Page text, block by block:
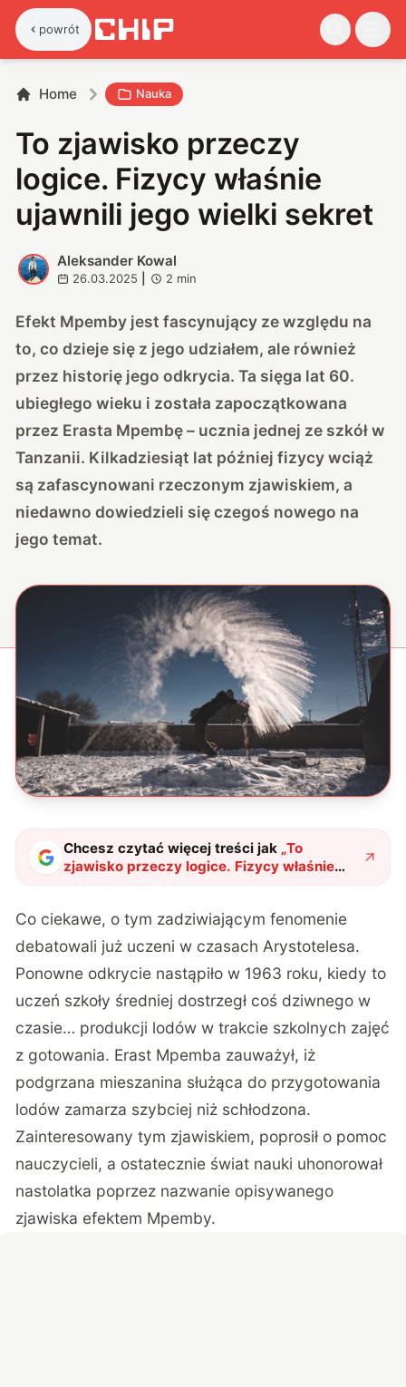
powrót
Home Nauka
To zjawisko przeczy
logice. Fizycy właśnie
ujawnili jego wielki sekret
A
Aleksander Kowal
26.03.2025 2 min
Efekt Mpemby jest fascynujący ze względu na
to, co dzieje się z jego udziałem, ale również
przez historię jego odkrycia. Ta sięga lat 60.
ubiegłego wieku i została zapoczątkowana
przez Erasta Mpembę – ucznia jednej ze szkół w
Tanzanii. Kilkadziesiąt lat później fizycy wciąż
są zafascynowani rzeczonym zjawiskiem, a
niedawno dowiedzieli się czegoś nowego na
jego temat.
Chcesz czytać więcej treści jak „To
zjawisko przeczy logice. Fizycy właśnie
ujawnili jego wielki sekret"?
Co ciekawe, o tym zadziwiającym fenomenie
debatowali już uczeni w czasach Arystotelesa.
Ponowne odkrycie nastąpiło w 1963 roku, kiedy to
uczeń szkoły średniej dostrzegł coś dziwnego w
czasie… produkcji lodów w trakcie szkolnych zajęć
z gotowania. Erast Mpemba zauważył, iż
podgrzana mieszanina służąca do przygotowania
lodów zamarza szybciej niż schłodzona.
Zainteresowany tym zjawiskiem, poprosił o pomoc
nauczycieli, a ostatecznie świat nauki uhonorował
nastolatka poprzez nazwanie opisywanego
zjawiska efektem Mpemby.